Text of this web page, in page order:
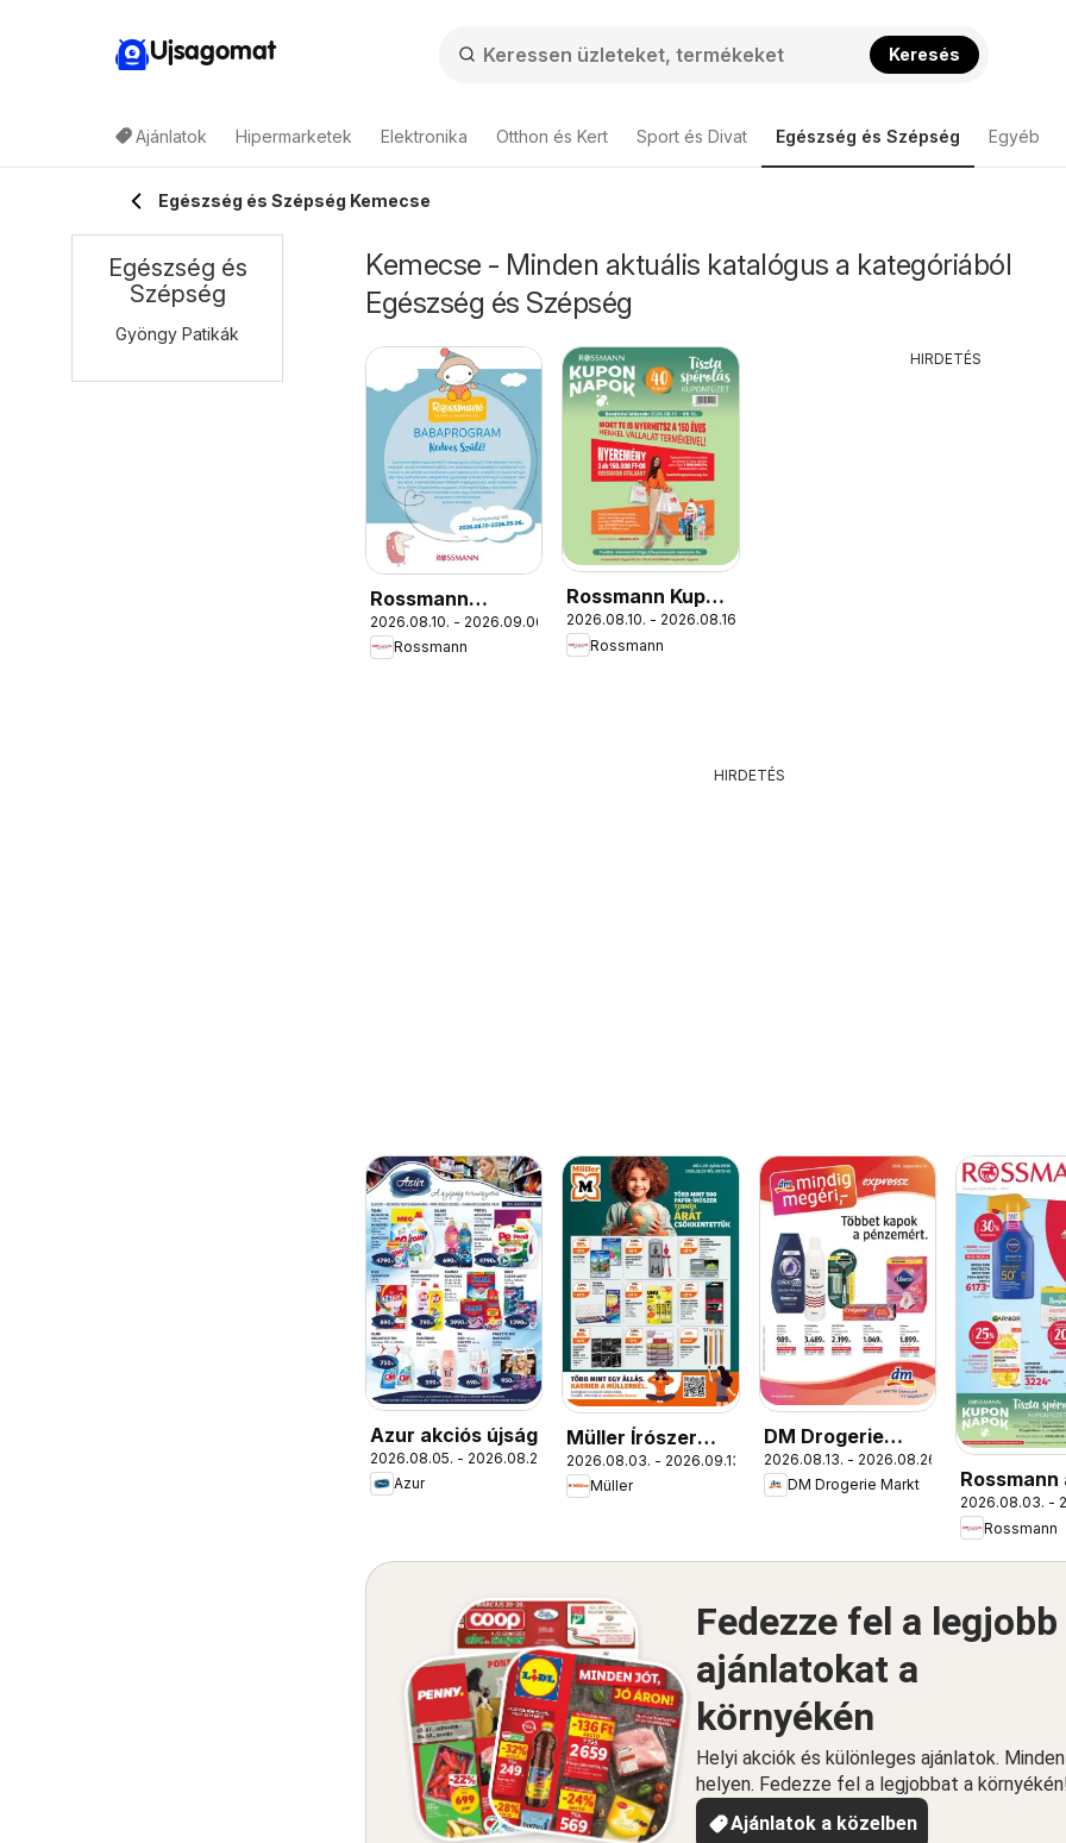
Ujsagomat Keresés
Ajánlatok Hipermarketek Elektronika Otthon és Kert Sport és Divat Egészség és Szépség Egyéb
Egészség és Szépség Kemecse
Kemecse - Minden aktuális katalógus a kategóriából
Egészség és Szépség
Rossmann
Babaprogram
2026.08.10. - 2026.09.06.
Rossmann
Rossmann Kupon
Napok
2026.08.10. - 2026.08.16.
Rossmann
HIRDETÉS
HIRDETÉS
Azur akciós újság
2026.08.05. - 2026.08.22.
Azur
Müller Írószer
ajánlatok
2026.08.03. - 2026.09.13.
Müller
DM Drogerie
Markt akciós
újság
2026.08.13. - 2026.08.26.
DM Drogerie Markt
Rossmann
újság
2026.08.03. -
Rossmann
Fedezze fel a legjobb
ajánlatokat a
környékén
Helyi akciók és különleges ajánlatok.
helyen. Fedezze fel a legjobbat a
Ajánlatok a közelben
Egészség és
Szépség
Gyöngy Patikák